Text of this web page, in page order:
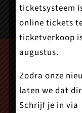
ticketsysteem
online tickets
ticketverkoop
augustus.
Zodra onze
laten we dat
Schrijf je in via